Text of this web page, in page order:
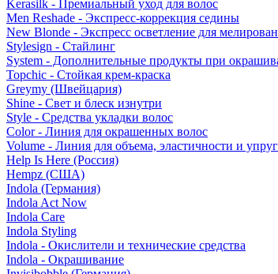
Kerasilk - Премиальный уход для волос
Men Reshade - Экспресс-коррекция седины
New Blonde - Экспресс осветление для
Stylesign - Стайлинг
System - Дополнительные продукты при
Topchic - Стойкая крем-краска
Greymy (Швейцария)
Shine - Свет и блеск изнутри
Style - Средства укладки волос
Color - Линия для окрашенных волос
Volume - Линия для объема, эластичности и
Help Is Here (Россия)
Hempz (США)
Indola (Германия)
Indola Act Now
Indola Care
Indola Styling
Indola - Окислители и технические средства
Indola - Окрашивание